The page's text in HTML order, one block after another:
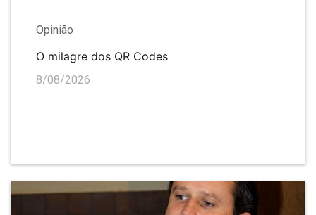
Opinião
O milagre dos QR Codes
8/08/2026